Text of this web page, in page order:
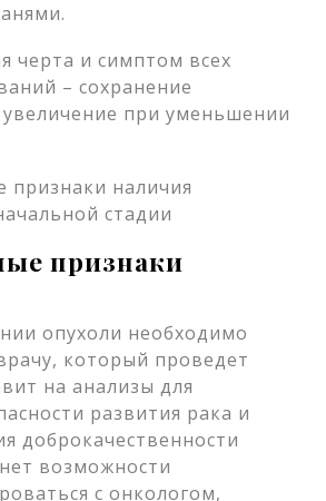
черта и симптом всех
– сохранение
при уменьшении
признаки
опухоли необходимо
который проведет
на анализы для
развития рака и
доброкачественности
возможности
с онкологом,